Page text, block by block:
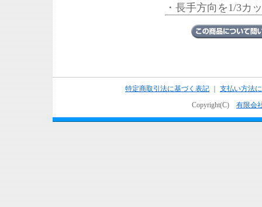
・長手方向を1/3カ
特定商取引法に基づく表記
支払い方法
Copyright(C) 有限会